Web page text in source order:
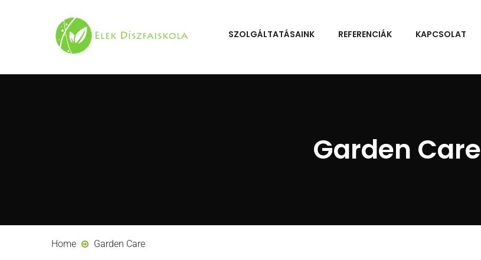
SZOLGÁLTATÁSAINK REFERENCIÁK KAPCSOLAT
Garden Care
Home Garden Care